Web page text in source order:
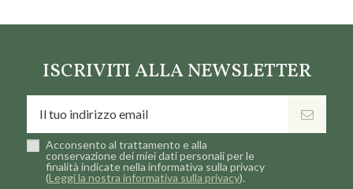
ISCRIVITI ALLA NEWSLETTER
Acconsento al trattamento e alla
conservazione dei miei dati personali per le
finalità indicate nella informativa sulla privacy
(Leggi la nostra informativa sulla privacy).